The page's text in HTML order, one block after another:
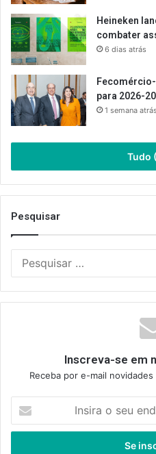
Heineken
combater
6 dias atrás
para 2026-
1 semana atrás
Tudo
Pesquisar
Inscreva-se em
Receba por e-mail
seu